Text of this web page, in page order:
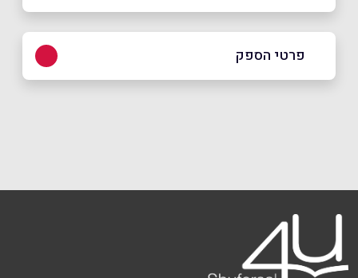
פרטי הספק
שם מלא*